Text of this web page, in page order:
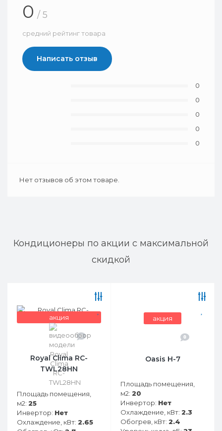
0 / 5
средний рейтинг товара
Написать отзыв
0
0
0
0
0
Нет отзывов об этом товаре.
Кондиционеры по акции с максимальной
скидкой
акция
0
Royal Clima RC-
TWL28HN
Площадь помещения,
м2: 25
Инвертор: Нет
Охлаждение, кВт: 2.65
акция
0
Oasis H-7
Площадь помещения,
м2: 20
Инвертор: Нет
Охлаждение, кВт: 2.3
Обогрев, кВт: 2.4